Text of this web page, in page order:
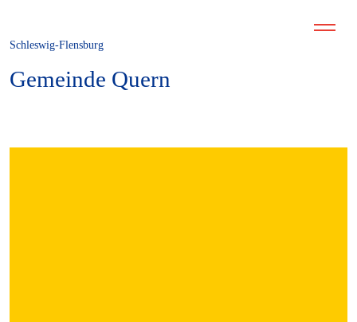
Schleswig-Flensburg
Gemeinde Quern